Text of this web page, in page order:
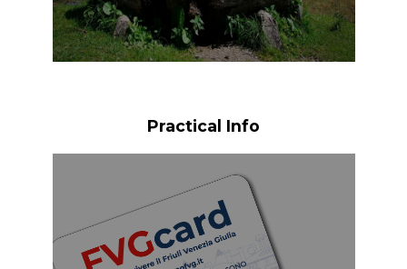
Practical Info